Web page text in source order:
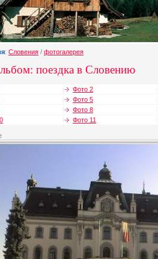
: Словения / фотогалерея
поездка в Словению
Фото 2
Фото 5
Фото 8
Фото 11